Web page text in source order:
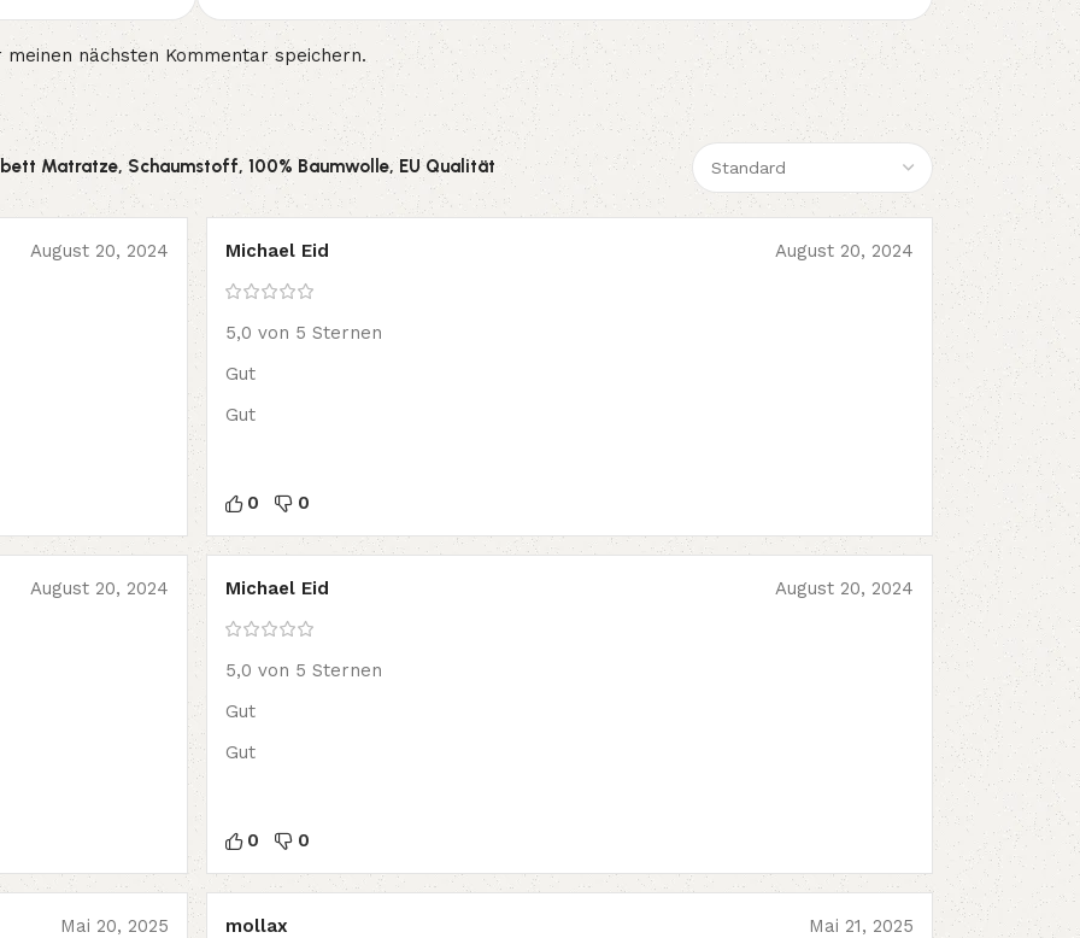
Matratze, Schaumstoff, 100% Baumwolle, EU Qualität
August 20, 2024 Michael Eid August 20, 2024
5,0 von 5 Sternen
Gut
Gut
0 0
August 20, 2024 Michael Eid August 20, 2024
5,0 von 5 Sternen
Gut
Gut
0 0
Mai 20, 2025 mollax Mai 21, 2025
nächsten Kommentar speichern.